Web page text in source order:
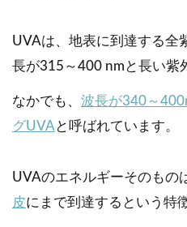
UVAは、地表に到達する全
長が315～400 nmと長い紫
なかでも、 波長が340～
グUVAと呼ばれています。
UVAのエネルギーそのもの
皮にまで到達するという特